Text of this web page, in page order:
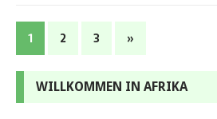
1 2 3 »
WILLKOMMEN IN AFRIKA